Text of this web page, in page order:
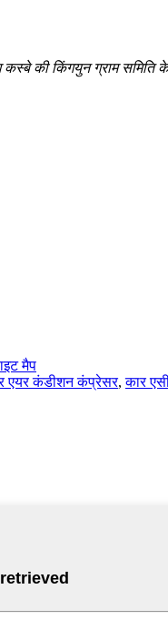
की किंगयुन ग्राम समिति
मैप
एयर कंडीशन कंप्रेसर,कार